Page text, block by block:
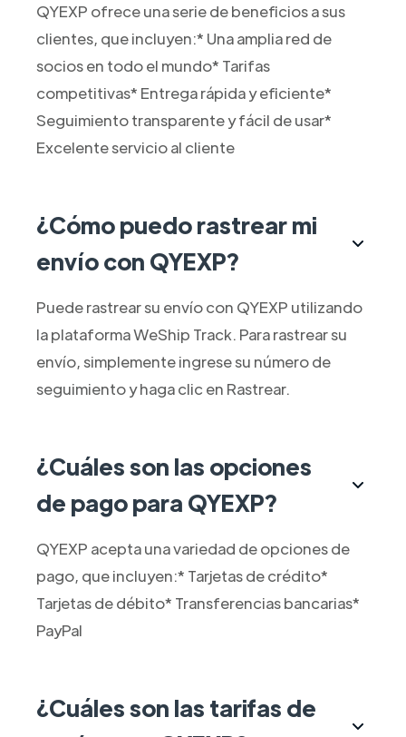
QYEXP ofrece una serie de beneficios a sus
clientes, que incluyen:* Una amplia red de
socios en todo el mundo* Tarifas
competitivas* Entrega rápida y eficiente*
Seguimiento transparente y fácil de usar*
Excelente servicio al cliente
¿Cómo puedo rastrear mi
envío con QYEXP?
Puede rastrear su envío con QYEXP utilizando
la plataforma WeShip Track. Para rastrear su
envío, simplemente ingrese su número de
seguimiento y haga clic en Rastrear.
¿Cuáles son las opciones
de pago para QYEXP?
QYEXP acepta una variedad de opciones de
pago, que incluyen:* Tarjetas de crédito*
Tarjetas de débito* Transferencias bancarias*
PayPal
¿Cuáles son las tarifas de